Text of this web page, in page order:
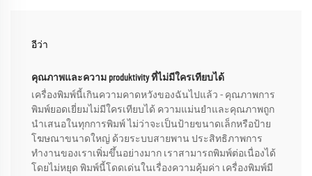
อีว่า
คุณภาพและความ produktivity ที่ไม่มีใครเทียบได้
เครื่องพิมพ์นี้เกินความคาดหวังของฉันไปแล้ว - คุณภาพการ
พิมพ์ยอดเยี่ยมไม่มีใครเทียบได้ ความแม่นยำและคุณภาพถูก
นำเสนอในทุกการพิมพ์ ไม่ว่าจะเป็นป้ายขนาดเล็กหรือป้าย
โฆษณาขนาดใหญ่ ด้วยระบบสายพาน ประสิทธิภาพการ
ทำงานของเราเพิ่มขึ้นอย่างมาก เราสามารถพิมพ์ต่อเนื่องได้
โดยไม่หยุด พิมพ์นี้โดดเด่นในเรื่องความคุ้มค่า เครื่องพิมพ์มี